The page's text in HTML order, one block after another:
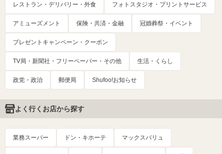
レストラン・デリバリー・外食 フォトスタジオ・プリントサービス
アミューズメント 保険・共済・金融 冠婚葬祭・イベント
プレゼントキャンペーン・クーポン
TV局・新聞社・フリーペーパー・その他 生活・くらし
政党・政治 郵便局 Shufoo!お知らせ
よく行くお店から探す
業務スーパー ドン・キホーテ マックスバリュ